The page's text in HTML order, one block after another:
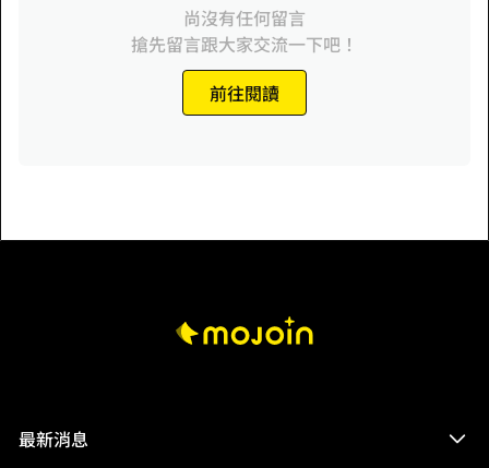
尚沒有任何留言
搶先留言跟大家交流一下吧！
前往閱讀
最新消息